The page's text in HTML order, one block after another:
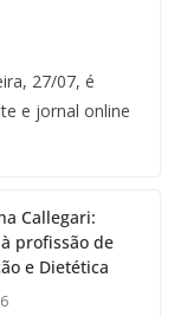
27/07, é
e jornal online
Callegari:
profissão de
e Dietética